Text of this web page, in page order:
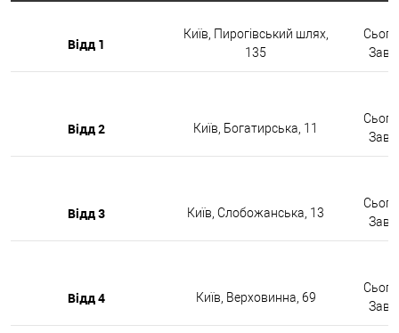
Відд 1
Київ, Пирогівський шлях,
135
Відд 2 Київ, Богатирська, 11
Відд 3 Київ, Слобожанська, 13
Відд 4 Київ, Верховинна, 69